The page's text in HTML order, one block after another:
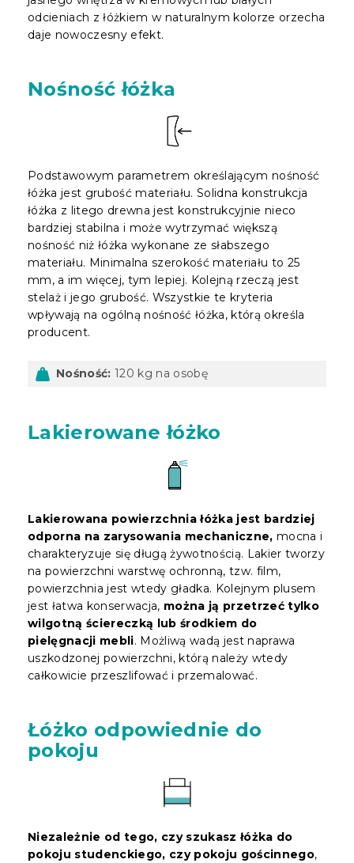
odcieniach z łóżkiem w naturalnym kolorze orzecha
daje nowoczesny efekt.
Nośność łóżka
Podstawowym parametrem określającym nośność
łóżka jest grubość materiału. Solidna konstrukcja
łóżka z litego drewna jest konstrukcyjnie nieco
bardziej stabilna i może wytrzymać większą
nośność niż łóżka wykonane ze słabszego
materiału. Minimalna szerokość materiału to 25
mm, a im więcej, tym lepiej. Kolejną rzeczą jest
stelaż i jego grubość. Wszystkie te kryteria
wpływają na ogólną nośność łóżka, którą określa
producent.
Nośność: 120 kg na osobę
Lakierowane łóżko
Lakierowana powierzchnia łóżka jest bardziej
odporna na zarysowania mechaniczne, mocna i
charakteryzuje się długą żywotnością. Lakier tworzy
na powierzchni warstwę ochronną, tzw. film,
powierzchnia jest wtedy gładka. Kolejnym plusem
jest łatwa konserwacja, można ją przetrzeć tylko
wilgotną ściereczką lub środkiem do
pielęgnacji mebli. Możliwą wadą jest naprawa
uszkodzonej powierzchni, którą należy wtedy
całkowicie przeszlifować i przemalować.
Łóżko odpowiednie do
pokoju
Niezależnie od tego, czy szukasz łóżka do
pokoju studenckiego, czy pokoju gościnnego,